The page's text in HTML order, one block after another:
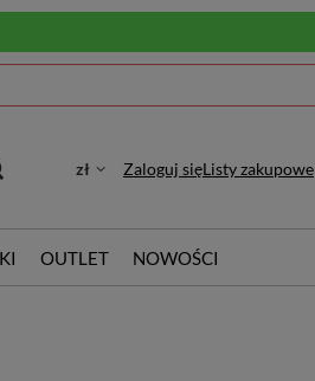
zł Zaloguj sięListy zakupowe
OUTLET NOWOŚCI